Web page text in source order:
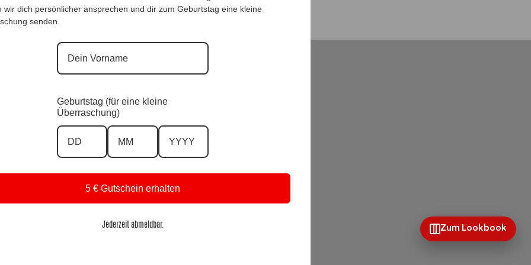
Kainer!
8280 Fürstenfeld
Suchen
Zum Lookbook
wir dich persönlicher ansprechen und dir zum Geburtstag eine kleine
senden.
Geburtstag (für eine kleine
Überraschung)
5 € Gutschein erhalten
Jederzeit abmeldbar.